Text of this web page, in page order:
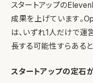
スタートアップの
成果を上げています。
は、いずれ1人だけで
長する可能性すらある
スタートアップの定石